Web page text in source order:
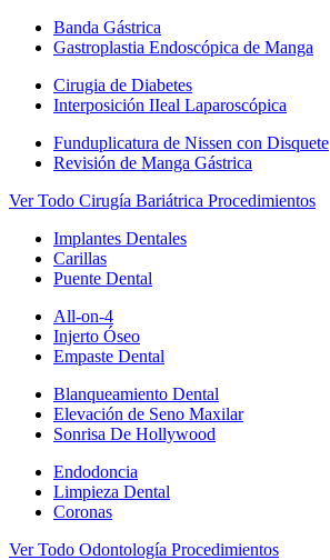
Banda Gástrica
Gastroplastia Endoscópica de Manga
Cirugia de Diabetes
Interposición IIeal Laparoscópica
Funduplicatura de Nissen con Disquete
Revisión de Manga Gástrica
Ver Todo Cirugía Bariátrica Procedimientos
Implantes Dentales
Carillas
Puente Dental
All-on-4
Injerto Óseo
Empaste Dental
Blanqueamiento Dental
Elevación de Seno Maxilar
Sonrisa De Hollywood
Endodoncia
Limpieza Dental
Coronas
Ver Todo Odontología Procedimientos